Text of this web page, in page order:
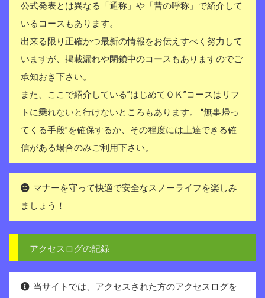
公式発表とは異なる「通称」や「昔の呼称」で紹介して
いるコースもあります。
出来る限り正確かつ最新の情報をお伝えすべく努力して
いますが、掲載漏れや閉鎖中のコースもありますのでご
承知おき下さい。
また、ここで紹介している”はじめてＯＫ”コースはリフ
トに乗れないと行けないところもあります。 “無事帰っ
てくる手段”を確保するか、その程度には上達できる確
信がある場合のみご利用下さい。
マナーを守って快適で安全なスノーライフを楽しみ
ましょう！
アクセスログの記録
当サイトでは、アクセスされた方のアクセスログを